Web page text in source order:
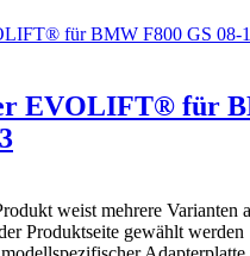
EVOLIFT® für
weist mehrere Varianten
Produktseite gewählt werden